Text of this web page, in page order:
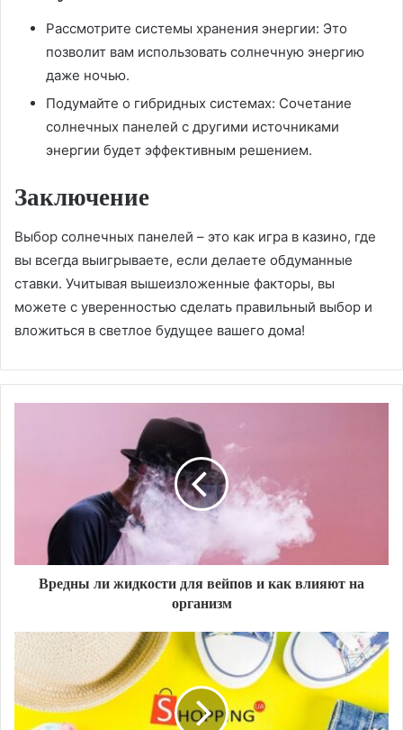
Рассмотрите системы хранения энергии: Это
позволит вам использовать солнечную энергию
даже ночью.
Подумайте о гибридных системах: Сочетание
солнечных панелей с другими источниками
энергии будет эффективным решением.
Заключение
Выбор солнечных панелей – это как игра в казино, где
вы всегда выигрываете, если делаете обдуманные
ставки. Учитывая вышеизложенные факторы, вы
можете с уверенностью сделать правильный выбор и
вложиться в светлое будущее вашего дома!
Вредны ли жидкости для вейпов и как влияют на
организм